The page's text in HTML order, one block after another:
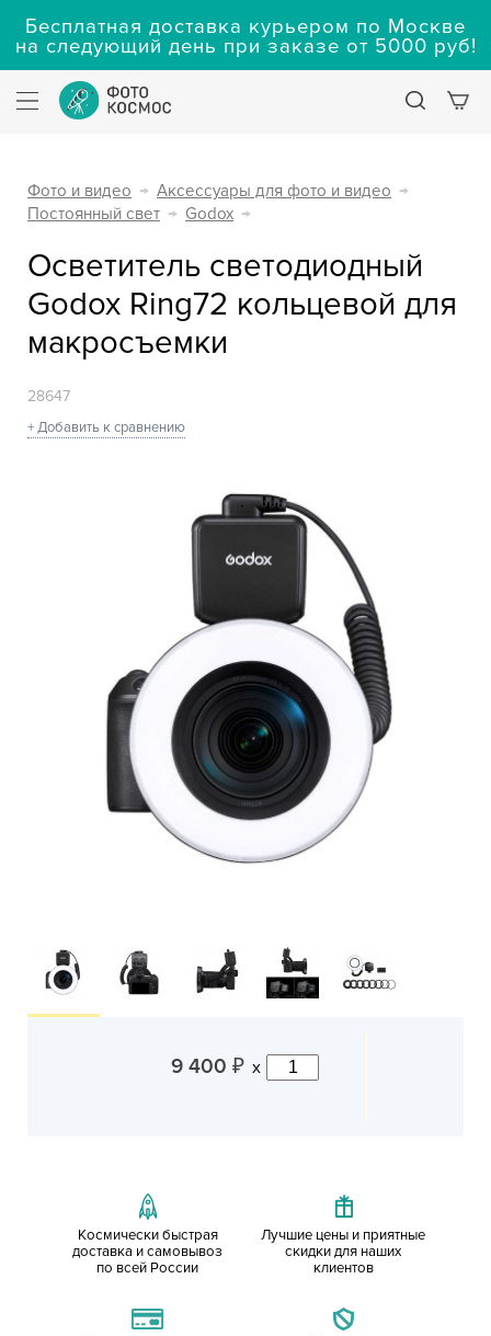
Бесплатная доставка курьером по Москве
на следующий день при заказе от 5000 руб!
Фото и видео → Аксессуары для фото и видео →
Постоянный свет → Godox →
Осветитель светодиодный
Godox Ring72 кольцевой для
макросъемки
28647
+ Добавить к сравнению
9 400 ₽ x
Космически быстрая
доставка и самовывоз
по всей России
Лучшие цены и приятные
скидки для наших
клиентов